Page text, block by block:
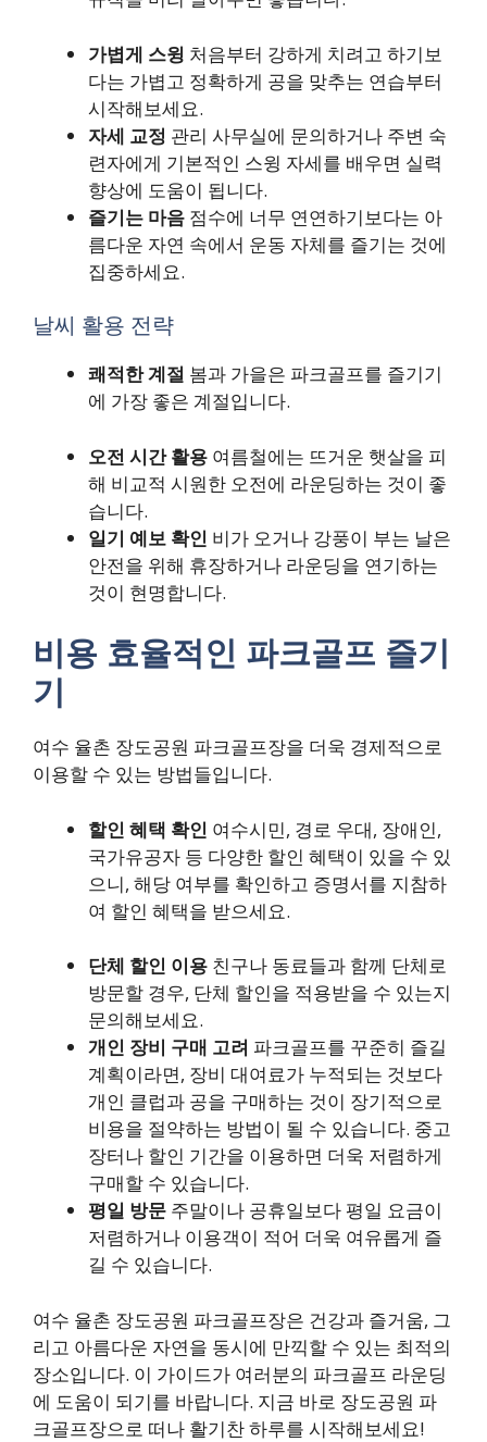
가볍게 스윙 처음부터 강하게 치려고 하기보
다는 가볍고 정확하게 공을 맞추는 연습부터
시작해보세요.
자세 교정 관리 사무실에 문의하거나 주변 숙
련자에게 기본적인 스윙 자세를 배우면 실력
향상에 도움이 됩니다.
즐기는 마음 점수에 너무 연연하기보다는 아
름다운 자연 속에서 운동 자체를 즐기는 것에
집중하세요.
날씨 활용 전략
쾌적한 계절 봄과 가을은 파크골프를 즐기기
에 가장 좋은 계절입니다.
오전 시간 활용 여름철에는 뜨거운 햇살을 피
해 비교적 시원한 오전에 라운딩하는 것이 좋
습니다.
일기 예보 확인 비가 오거나 강풍이 부는 날은
안전을 위해 휴장하거나 라운딩을 연기하는
것이 현명합니다.
비용 효율적인 파크골프 즐기
기
여수 율촌 장도공원 파크골프장을 더욱 경제적으로
이용할 수 있는 방법들입니다.
할인 혜택 확인 여수시민, 경로 우대, 장애인,
국가유공자 등 다양한 할인 혜택이 있을 수 있
으니, 해당 여부를 확인하고 증명서를 지참하
여 할인 혜택을 받으세요.
단체 할인 이용 친구나 동료들과 함께 단체로
방문할 경우, 단체 할인을 적용받을 수 있는지
문의해보세요.
개인 장비 구매 고려 파크골프를 꾸준히 즐길
계획이라면, 장비 대여료가 누적되는 것보다
개인 클럽과 공을 구매하는 것이 장기적으로
비용을 절약하는 방법이 될 수 있습니다. 중고
장터나 할인 기간을 이용하면 더욱 저렴하게
구매할 수 있습니다.
평일 방문 주말이나 공휴일보다 평일 요금이
저렴하거나 이용객이 적어 더욱 여유롭게 즐
길 수 있습니다.
여수 율촌 장도공원 파크골프장은 건강과 즐거움, 그
리고 아름다운 자연을 동시에 만끽할 수 있는 최적의
장소입니다. 이 가이드가 여러분의 파크골프 라운딩
에 도움이 되기를 바랍니다. 지금 바로 장도공원 파
크골프장으로 떠나 활기찬 하루를 시작해보세요!